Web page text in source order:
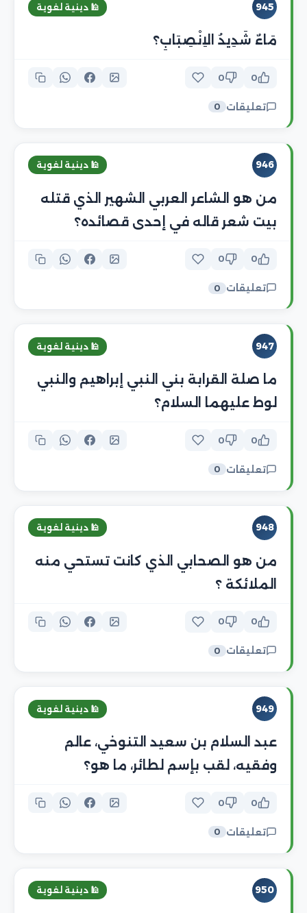
945 🕌 دينية لغوية
مَاءٌ شَدِيدُ الاِنْصِبَابِ؟
0
0
تعليقات 0
946 🕌 دينية لغوية
من هو الشاعر العربي الشهير الذي قتله
بيت شعر قاله في إحدى قصائده؟
0
0
تعليقات 0
947 🕌 دينية لغوية
ما صلة القرابة بني النبي إبراهيم والنبي
لوط عليهما السلام؟
0
0
تعليقات 0
948 🕌 دينية لغوية
من هو الصحابي الذي كانت تستحي منه
الملائكة ؟
0
0
تعليقات 0
949 🕌 دينية لغوية
عبد السلام بن سعيد التنوخي، عالم
وفقيه، لقب بإسم لطائر، ما هو؟
0
0
تعليقات 0
950 🕌 دينية لغوية